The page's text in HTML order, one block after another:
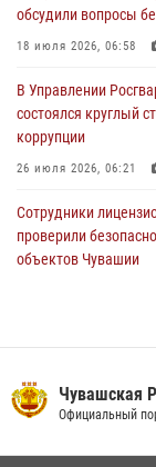
Сотрудник
корреспонденту
обсудили вопросы
18 июля 2026, 06:58
В Управлении
состоялся круглый
коррупции
26 июля 2026, 06:21
Сотрудники
проверили
объектов Чувашии
Чебоксарах
07 июля 2026, 11:01
В Чувашии подвели
Чувашская
Официальный